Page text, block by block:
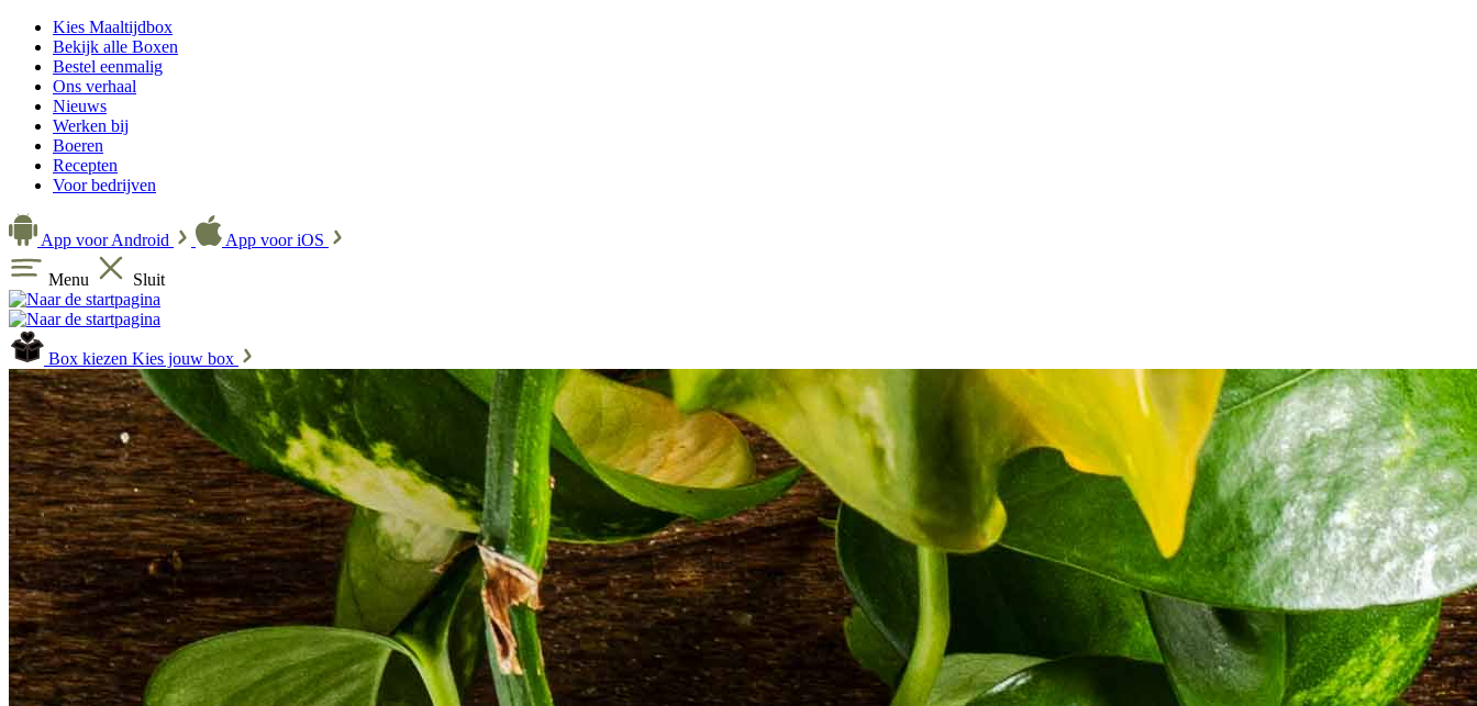
Kies Maaltijdbox
Bekijk alle Boxen
Bestel eenmalig
Ons verhaal
Nieuws
Werken bij
Boeren
Recepten
Voor bedrijven
App voor Android App voor iOS
Menu Sluit
Box kiezen Kies jouw box